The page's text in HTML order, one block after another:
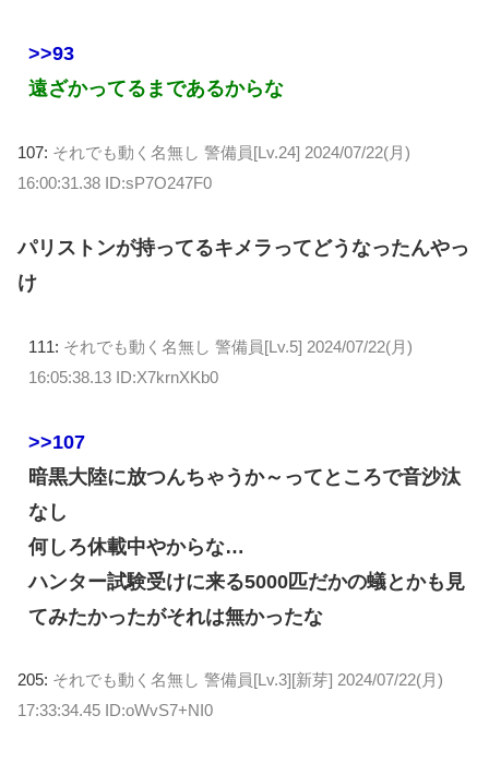
>>93
遠ざかってるまであるからな
107: それでも動く名無し 警備員[Lv.24] 2024/07/22(月)
16:00:31.38 ID:sP7O247F0
パリストンが持ってるキメラってどうなったんやっ
け
111: それでも動く名無し 警備員[Lv.5] 2024/07/22(月)
16:05:38.13 ID:X7krnXKb0
>>107
暗黒大陸に放つんちゃうか～ってところで音沙汰
なし
何しろ休載中やからな…
ハンター試験受けに来る5000匹だかの蟻とかも見
てみたかったがそれは無かったな
205: それでも動く名無し 警備員[Lv.3][新芽] 2024/07/22(月)
17:33:34.45 ID:oWvS7+NI0